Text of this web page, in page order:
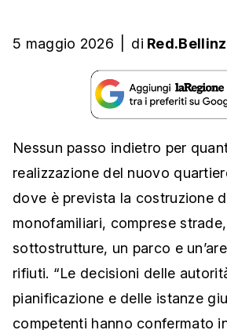
5 maggio 2026 di
Nessun passo indietro per
realizzazione del nuovo
dove è prevista la costruzione
monofamiliari, comprese
sottostrutture, un parco e
rifiuti. “Le decisioni delle
pianificazione e delle istanze
competenti hanno confermato